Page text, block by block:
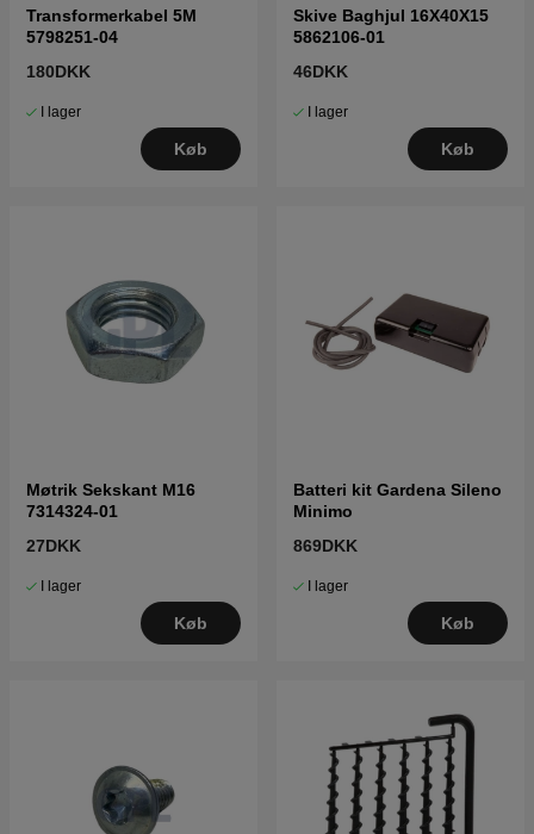
Transformerkabel 5M
5798251-04
180DKK
I lager
Køb
Skive Baghjul 16X40X15
5862106-01
46DKK
I lager
Køb
Møtrik Sekskant M16
7314324-01
27DKK
I lager
Køb
Batteri kit Gardena Sileno
Minimo
869DKK
I lager
Køb